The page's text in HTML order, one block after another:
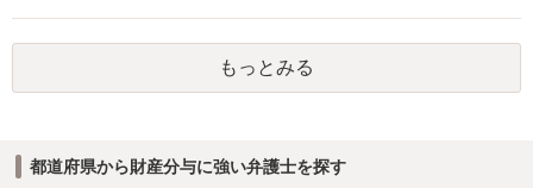
えられます。弁護士へ依頼しているのであれば、担当弁護士とよく相
談してください。
もっとみる
都道府県から財産分与に強い弁護士を探す